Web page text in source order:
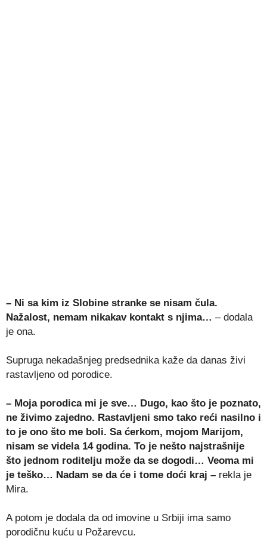
– Ni sa kim iz Slobine stranke se nisam čula.
Nažalost, nemam nikakav kontakt s njima… – dodala
je ona.
Supruga nekadašnjeg predsednika kaže da danas živi
rastavljeno od porodice.
– Moja porodica mi je sve… Dugo, kao što je poznato,
ne živimo zajedno. Rastavljeni smo tako reći nasilno i
to je ono što me boli. Sa ćerkom, mojom Marijom,
nisam se videla 14 godina. To je nešto najstrašnije
što jednom roditelju može da se dogodi… Veoma mi
je teško… Nadam se da će i tome doći kraj – rekla je
Mira.
A potom je dodala da od imovine u Srbiji ima samo
porodičnu kuću u Požarevcu.